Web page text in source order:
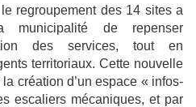
regroupement des 14 sites a
municipalité de repenser
des services, tout en
territoriaux. Cette nouvelle
création d’un espace « infos-
escaliers mécaniques, et par